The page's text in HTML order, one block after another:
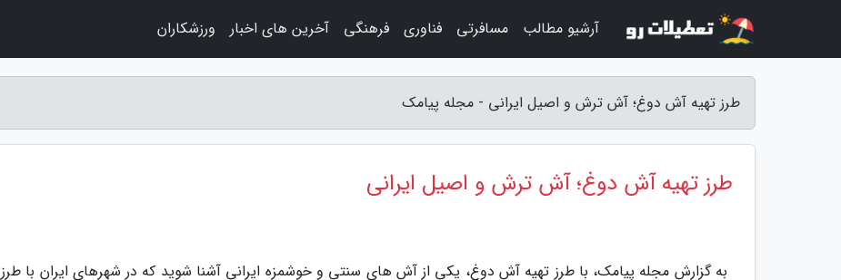
طرز تهیه آش دوغ؛ آش ترش و اصیل ایرانی - مجله پیامک
طرز تهیه آش دوغ؛ آش ترش و اصیل ایرانی
به گزارش مجله پیامک، با طرز تهیه آش دوغ، یکی از آش های سنتی و خوشمزه ایرانی آشنا شوید که در شهرهای ایران با طرز
آرشیو مطالب مسافرتی فناوری فرهنگی آخرین های اخبار ورزشکاران